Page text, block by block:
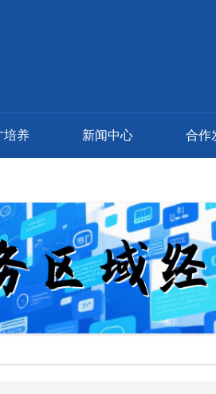
培养 新闻中心 合作